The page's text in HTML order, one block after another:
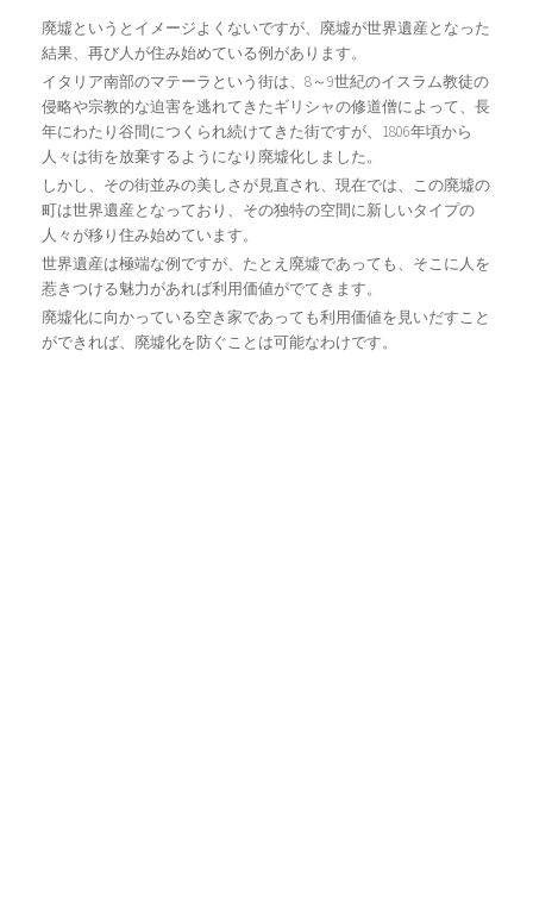
廃墟というとイメージよくないですが、廃墟が世界遺産となった
結果、再び人が住み始めている例があります。
イタリア南部のマテーラという街は、8～9世紀のイスラム教徒の
侵略や宗教的な迫害を逃れてきたギリシャの修道僧によって、長
年にわたり谷間につくられ続けてきた街ですが、1806年頃から
人々は街を放棄するようになり廃墟化しました。
しかし、その街並みの美しさが見直され、現在では、この廃墟の
町は世界遺産となっており、その独特の空間に新しいタイプの
人々が移り住み始めています。
世界遺産は極端な例ですが、たとえ廃墟であっても、そこに人を
惹きつける魅力があれば利用価値がでてきます。
廃墟化に向かっている空き家であっても利用価値を見いだすこと
ができれば、廃墟化を防ぐことは可能なわけです。